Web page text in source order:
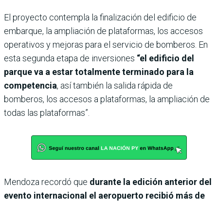
El proyecto contempla la finalización del edificio de
embarque, la ampliación de plataformas, los accesos
operativos y mejoras para el servicio de bomberos. En
esta segunda etapa de inversiones “el edificio del
parque va a estar totalmente terminado para la
competencia, así también la salida rápida de
bomberos, los accesos a plataformas, la ampliación de
todas las plataformas”.
Mendoza recordó que durante la edición anterior del
evento internacional el aeropuerto recibió más de